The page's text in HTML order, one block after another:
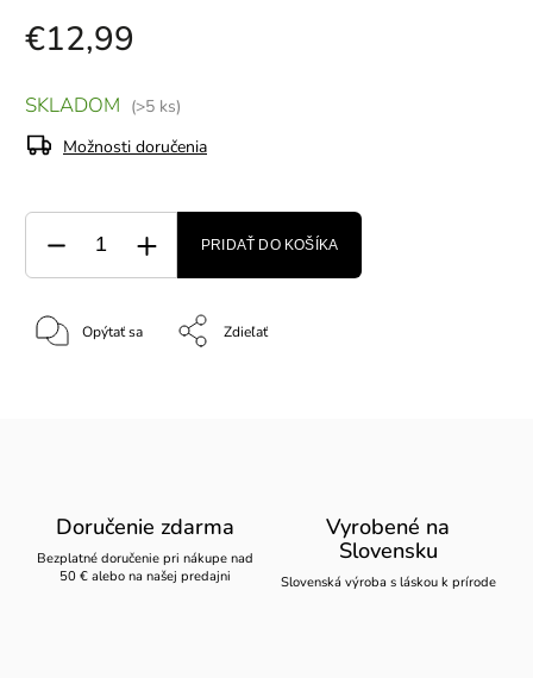
€12,99
SKLADOM (>5 ks)
Možnosti doručenia
PRIDAŤ DO KOŠÍKA
Opýtať sa Zdieľať
Doručenie zdarma
Bezplatné doručenie pri nákupe nad
50 € alebo na našej predajni
Vyrobené na
Slovensku
Slovenská výroba s láskou k prírode